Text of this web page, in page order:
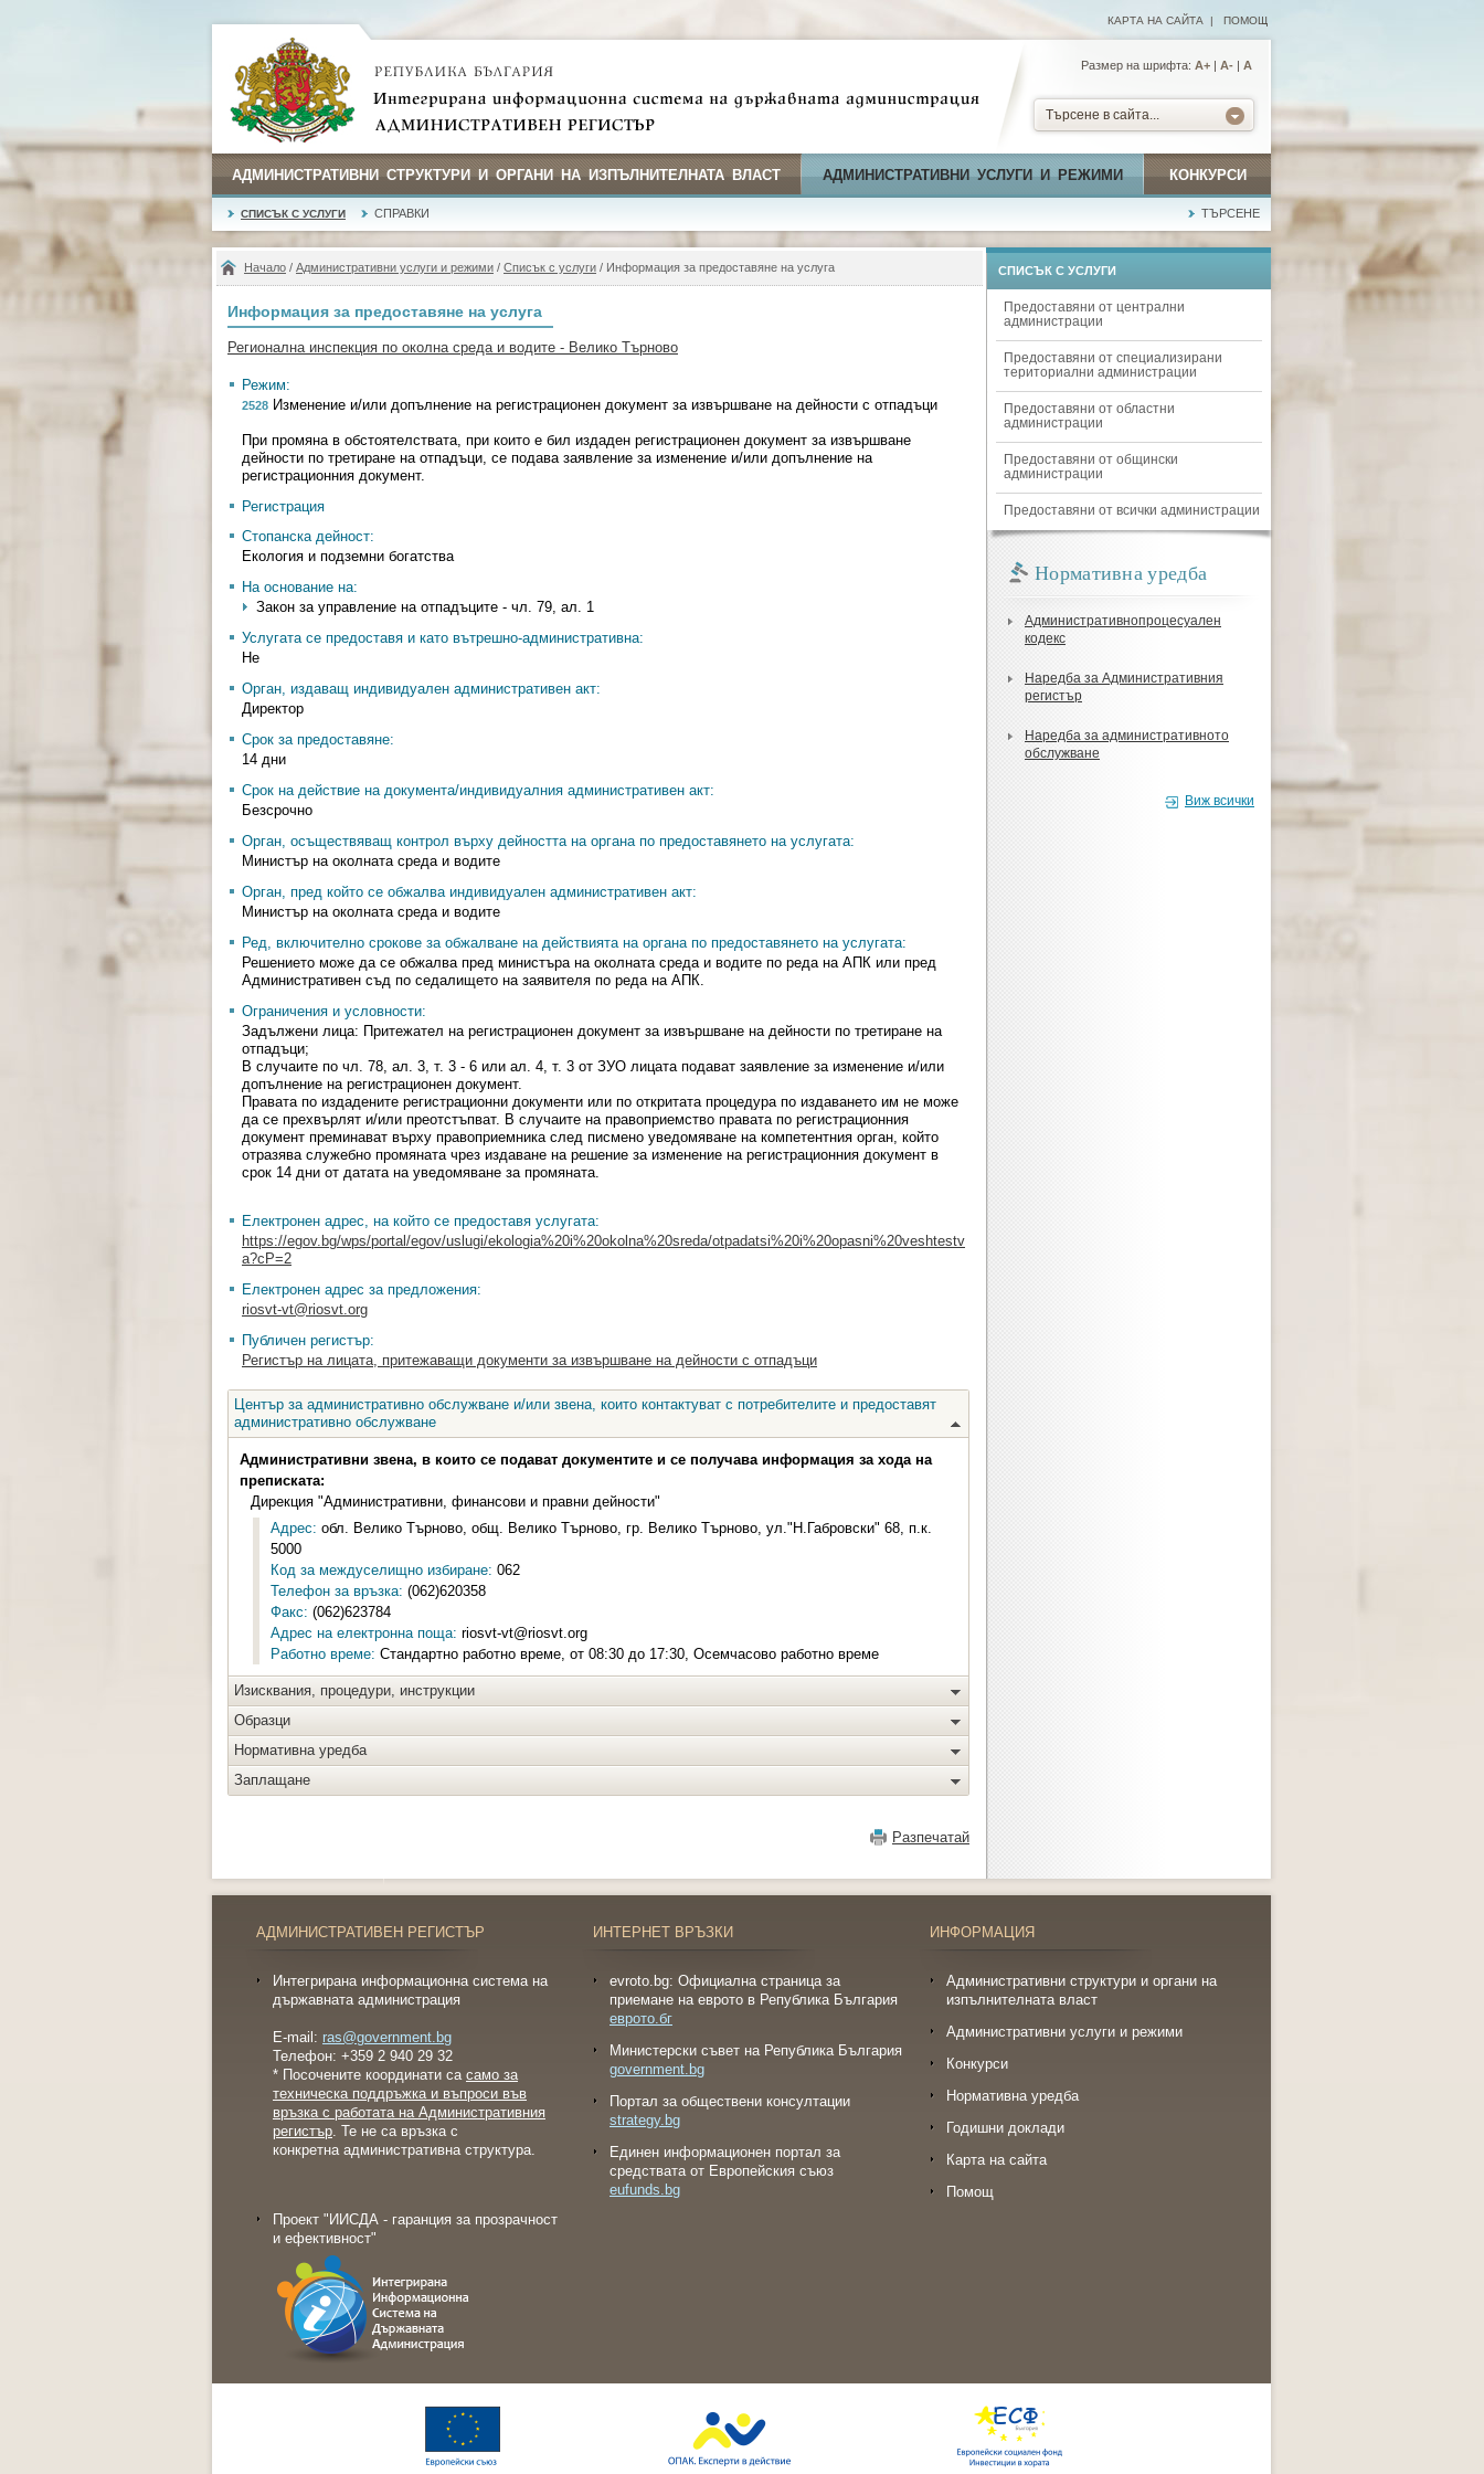
КАРТА НА САЙТА | ПОМОЩ
Размер на шрифта: А+ | A- | A
Търсене в сайта...
АДМИНИСТРАТИВНИ СТРУКТУРИ И ОРГАНИ НА ИЗПЪЛНИТЕЛНАТА ВЛАСТ АДМИНИСТРАТИВНИ УСЛУГИ И РЕЖИМИ КОНКУРСИ
СПИСЪК С УСЛУГИ СПРАВКИ ТЪРСЕНЕ
Начало / Административни услуги и режими / Списък с услуги / Информация за предоставяне на услуга
Информация за предоставяне на услуга
Регионална инспекция по околна среда и водите - Велико Търново
Режим:
2528 Изменение и/или допълнение на регистрационен документ за извършване на дейности с отпадъци
При промяна в обстоятелствата, при които е бил издаден регистрационен документ за извършване
дейности по третиране на отпадъци, се подава заявление за изменение и/или допълнение на
регистрационния документ.
Регистрация
Стопанска дейност:
Екология и подземни богатства
На основание на:
Закон за управление на отпадъците - чл. 79, ал. 1
Услугата се предоставя и като вътрешно-административна:
Не
Орган, издаващ индивидуален административен акт:
Директор
Срок за предоставяне:
14 дни
Срок на действие на документа/индивидуалния административен акт:
Безсрочно
Орган, осъществяващ контрол върху дейността на органа по предоставянето на услугата:
Министър на околната среда и водите
Орган, пред който се обжалва индивидуален административен акт:
Министър на околната среда и водите
Ред, включително срокове за обжалване на действията на органа по предоставянето на услугата:
Решението може да се обжалва пред министъра на околната среда и водите по реда на АПК или пред
Административен съд по седалището на заявителя по реда на АПК.
Ограничения и условности:
Задължени лица: Притежател на регистрационен документ за извършване на дейности по третиране на
отпадъци;
В случаите по чл. 78, ал. 3, т. 3 - 6 или ал. 4, т. 3 от ЗУО лицата подават заявление за изменение и/или
допълнение на регистрационен документ.
Правата по издадените регистрационни документи или по откритата процедура по издаването им не може
да се прехвърлят и/или преотстъпват. В случаите на правоприемство правата по регистрационния
документ преминават върху правоприемника след писмено уведомяване на компетентния орган, който
отразява служебно промяната чрез издаване на решение за изменение на регистрационния документ в
срок 14 дни от датата на уведомяване за промяната.
Електронен адрес, на който се предоставя услугата:
https://egov.bg/wps/portal/egov/uslugi/ekologia%20i%20okolna%20sreda/otpadatsi%20i%20opasni%20veshtestv
a?cP=2
Електронен адрес за предложения:
riosvt-vt@riosvt.org
Публичен регистър:
Регистър на лицата, притежаващи документи за извършване на дейности с отпадъци
Център за административно обслужване и/или звена, които контактуват с потребителите и предоставят
административно обслужване
Административни звена, в които се подават документите и се получава информация за хода на
преписката:
Дирекция "Административни, финансови и правни дейности"
Адрес: обл. Велико Търново, общ. Велико Търново, гр. Велико Търново, ул."Н.Габровски" 68, п.к.
5000
Код за междуселищно избиране: 062
Телефон за връзка: (062)620358
Факс: (062)623784
Адрес на електронна поща: riosvt-vt@riosvt.org
Работно време: Стандартно работно време, от 08:30 до 17:30, Осемчасово работно време
Изисквания, процедури, инструкции
Образци
Нормативна уредба
Заплащане
Разпечатай
СПИСЪК С УСЛУГИ
Предоставяни от централни
администрации
Предоставяни от специализирани
териториални администрации
Предоставяни от областни
администрации
Предоставяни от общински
администрации
Предоставяни от всички администрации
Нормативна уредба
Административнопроцесуален
кодекс
Наредба за Административния
регистър
Наредба за административното
обслужване
Виж всички
АДМИНИСТРАТИВЕН РЕГИСТЪР
Интегрирана информационна система на
държавната администрация
E-mail: ras@government.bg
Телефон: +359 2 940 29 32
* Посочените координати са само за
техническа поддръжка и въпроси във
връзка с работата на Административния
регистър. Те не са връзка с
конкретна административна структура.
Проект "ИИСДА - гаранция за прозрачност
и ефективност"
ИНТЕРНЕТ ВРЪЗКИ
evroto.bg: Официална страница за
приемане на еврото в Република България
еврото.бг
Министерски съвет на Република България
government.bg
Портал за обществени консултации
strategy.bg
Eдинен информационен портал за
средствата от Европейския съюз
eufunds.bg
ИНФОРМАЦИЯ
Административни структури и органи на
изпълнителната власт
Административни услуги и режими
Конкурси
Нормативна уредба
Годишни доклади
Карта на сайта
Помощ